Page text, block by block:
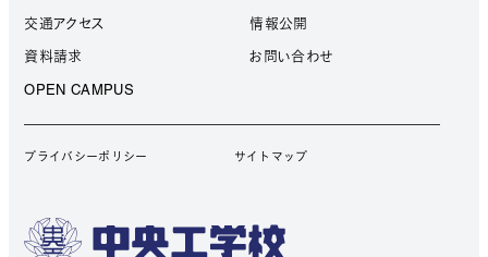
交通アクセス
資料請求
OPEN CAMPUS
情報公開
お問い合わせ
プライバシーポリシー サイトマップ